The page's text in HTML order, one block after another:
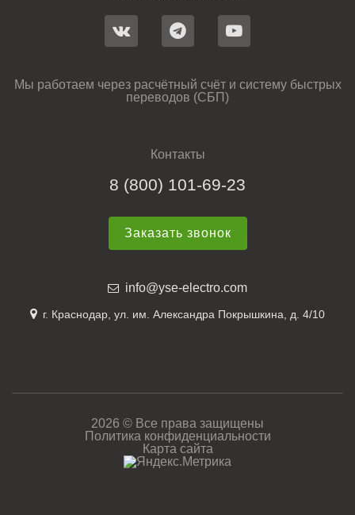
Мы работаем через расчётный счёт и систему быстрых
переводов (СБП)
Контакты
8 (800) 101-69-23
Заказать звонок
info@yse-electro.com
г. Краснодар, ул. им. Александра Покрышкина, д. 4/10
2026 © Все права защищены
Политика конфиденциальности
Карта сайта